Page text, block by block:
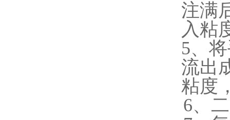
注满
入粘
5、
流出
粘度
6、